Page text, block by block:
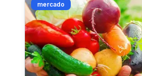
mercado